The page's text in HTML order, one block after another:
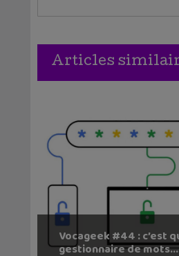
Articles
Vocageek #44 : c’est
gestionnaire de mots...